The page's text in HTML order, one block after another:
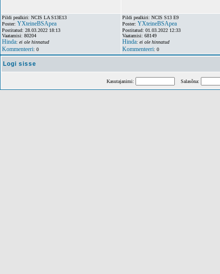
Pildi pealkiri: NCIS LA S13E13
Poster: YXteineBSApea
Postitatud: 28.03.2022 18:13
Vaatamisi: 80204
Hinda: ei ole hinnatud
Kommenteeri: 0
Pildi pealkiri: NCIS S13 E9
Poster: YXteineBSApea
Postitatud: 01.03.2022 12:33
Vaatamisi: 68149
Hinda: ei ole hinnatud
Kommenteeri: 0
Logi sisse
Kasutajanimi: Salasõna: